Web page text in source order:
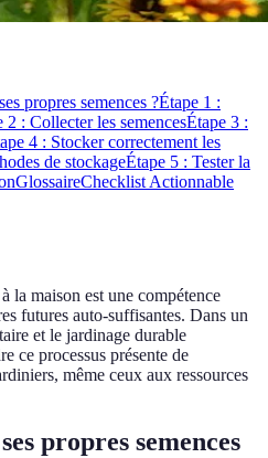
propres semences ?Étape 1 :
2 : Collecter les semencesÉtape 3 :
4 : Stocker correctement les
de stockageÉtape 5 : Tester la
GlossaireChecklist Actionnable
la maison est une compétence
futures auto-suffisantes. Dans un
et le jardinage durable
ce processus présente de
même ceux aux ressources
propres semences